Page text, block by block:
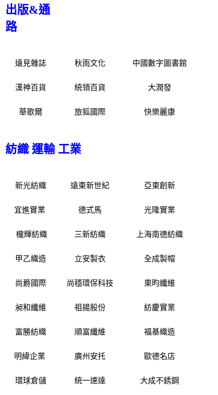
出版&通
路
遠見雜誌 秋雨文化 中國數字圖書館
漢神百貨 統領百貨 大潤發
華歌爾 旅狐國際 快樂麗康
紡織 運輸 工業
新光紡織 遠東新世紀 亞東創新
宜進實業 德式馬 光隆實業
櫳輝紡織 三新紡織 上海南德紡織
甲乙織造 立安製衣 全成製帽
尚爵國際 尚穩環保科技 東昀纖維
昶和纖維 祖揚股份 紡慶實業
富勝紡織 順富纖維 福基織造
明緯企業 廣州安托 歐德名店
環球倉儲 統一速達 大成不銹鋼